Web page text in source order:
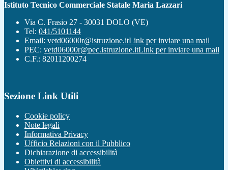
Istituto Tecnico Commerciale Statale Maria Lazzari
Via C. Frasio 27 - 30031 DOLO (VE)
Tel: 041/5101144
Email: vetd06000r@istruzione.itLink per inviare una mail
PEC: vetd06000r@pec.istruzione.itLink per inviare una mail
C.F.: 82011200274
Sezione Link Utili
Cookie policy
Note legali
Informativa Privacy
Ufficio Relazioni con il Pubblico
Dichiarazione di accessibilità
Obiettivi di accessibilità